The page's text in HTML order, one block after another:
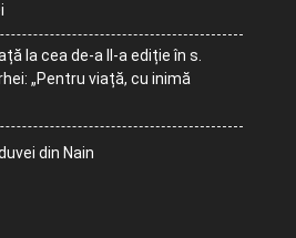
la cea de-a II-a ediție în s.
„Pentru viață, cu inimă
din Nain